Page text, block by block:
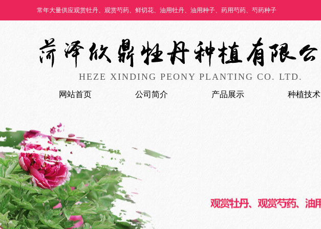
常年大量供应观赏牡丹、观赏芍药、鲜切花、油用牡丹、油用种子、药用芍药、芍药种子
HEZE XINDING PEONY PLANTING CO. LTD.
网站首页 公司简介 产品展示 种植技术